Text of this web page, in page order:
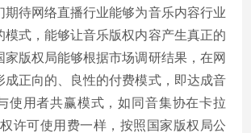
期待网络直播行业能够为音乐内容行业
模式，能够让音乐版权内容产生真正的
家版权局能够根据市场调研结果，在网
成正向的、良性的付费模式，即达成音
使用者共赢模式，如同音集协在卡拉
许可使用费一样，按照国家版权局公